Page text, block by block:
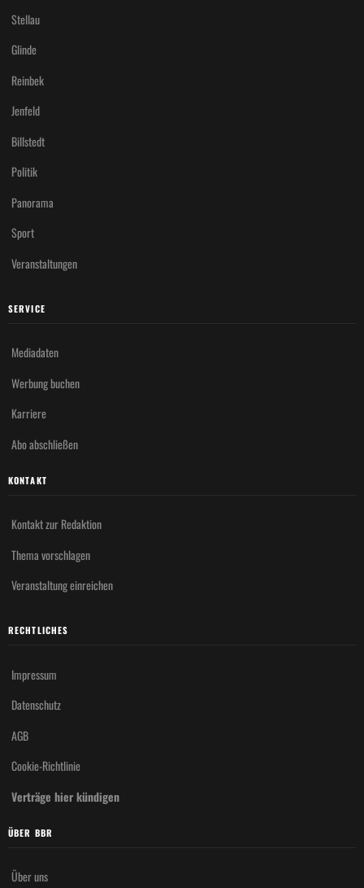
Stellau
Glinde
Reinbek
Jenfeld
Billstedt
Politik
Panorama
Sport
Veranstaltungen
SERVICE
Mediadaten
Werbung buchen
Karriere
Abo abschließen
KONTAKT
Kontakt zur Redaktion
Thema vorschlagen
Veranstaltung einreichen
RECHTLICHES
Impressum
Datenschutz
AGB
Cookie-Richtlinie
Verträge hier kündigen
ÜBER BBR
Über uns